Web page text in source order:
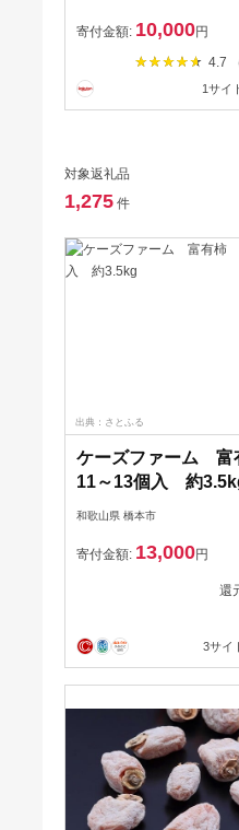
き 果物 先行 予約 日
ソムリエ 協会 大賞
奈良県 五條市 西岡
寄付金額: 10,000円
4.7
1サイ
対象返礼品
1,275 件
出典：さとふる
ケーズファーム
11～13個入 約
和歌山県 橋本市
寄付金額: 13,000円
還
3サイ